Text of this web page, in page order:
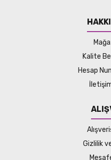
Kalite
Hesap
Gizlilik